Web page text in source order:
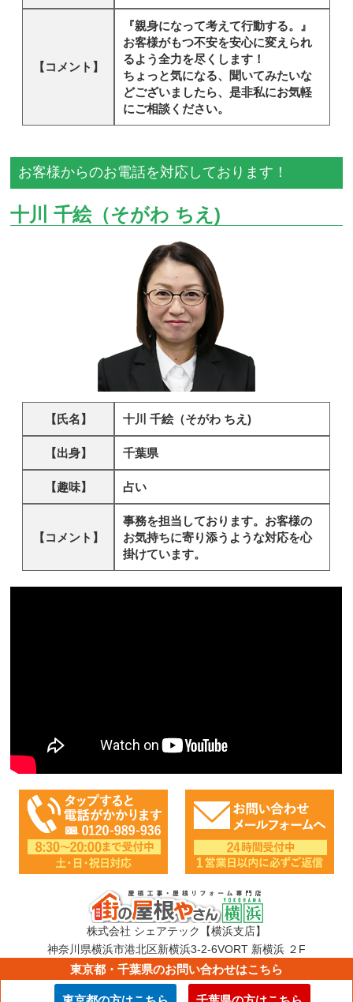
【コメント】
『親身になって考えて行動する。』
お客様がもつ不安を安心に変えられ
るよう全力を尽くします！
ちょっと気になる、聞いてみたいな
どございましたら、是非私にお気軽
にご相談ください。
お客様からのお電話を対応しております！
十川 千絵（そがわ ちえ)
【氏名】 十川 千絵（そがわ ちえ)
【出身】 千葉県
【趣味】 占い
【コメント】
事務を担当しております。お客様の
お気持ちに寄り添うような対応を心
掛けています。
東京都・千葉県のお問い合わせはこちら
株式会社 シェアテック【横浜支店】
神奈川県横浜市港北区新横浜3-2-6VORT 新横浜 ２F
TEL：0120-989-936
E-mail：info@sharetech.co.jp